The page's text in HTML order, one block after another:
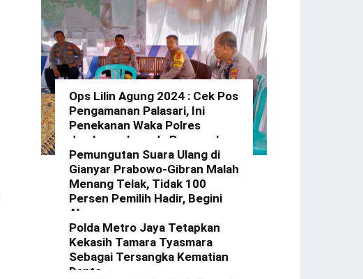
Ops Lilin Agung 2024 : Cek Pos
Pengamanan Palasari, Ini
Penekanan Waka Polres
Jembrana kepada Personel
Yang Bertugas
redaksi - 23 Desember 2024
Pemungutan Suara Ulang di
Gianyar Prabowo-Gibran Malah
Menang Telak, Tidak 100
Persen Pemilih Hadir, Begini
Alasannya
redaksi - 22 Februari 2024
Polda Metro Jaya Tetapkan
Kekasih Tamara Tyasmara
Sebagai Tersangka Kematian
Dante